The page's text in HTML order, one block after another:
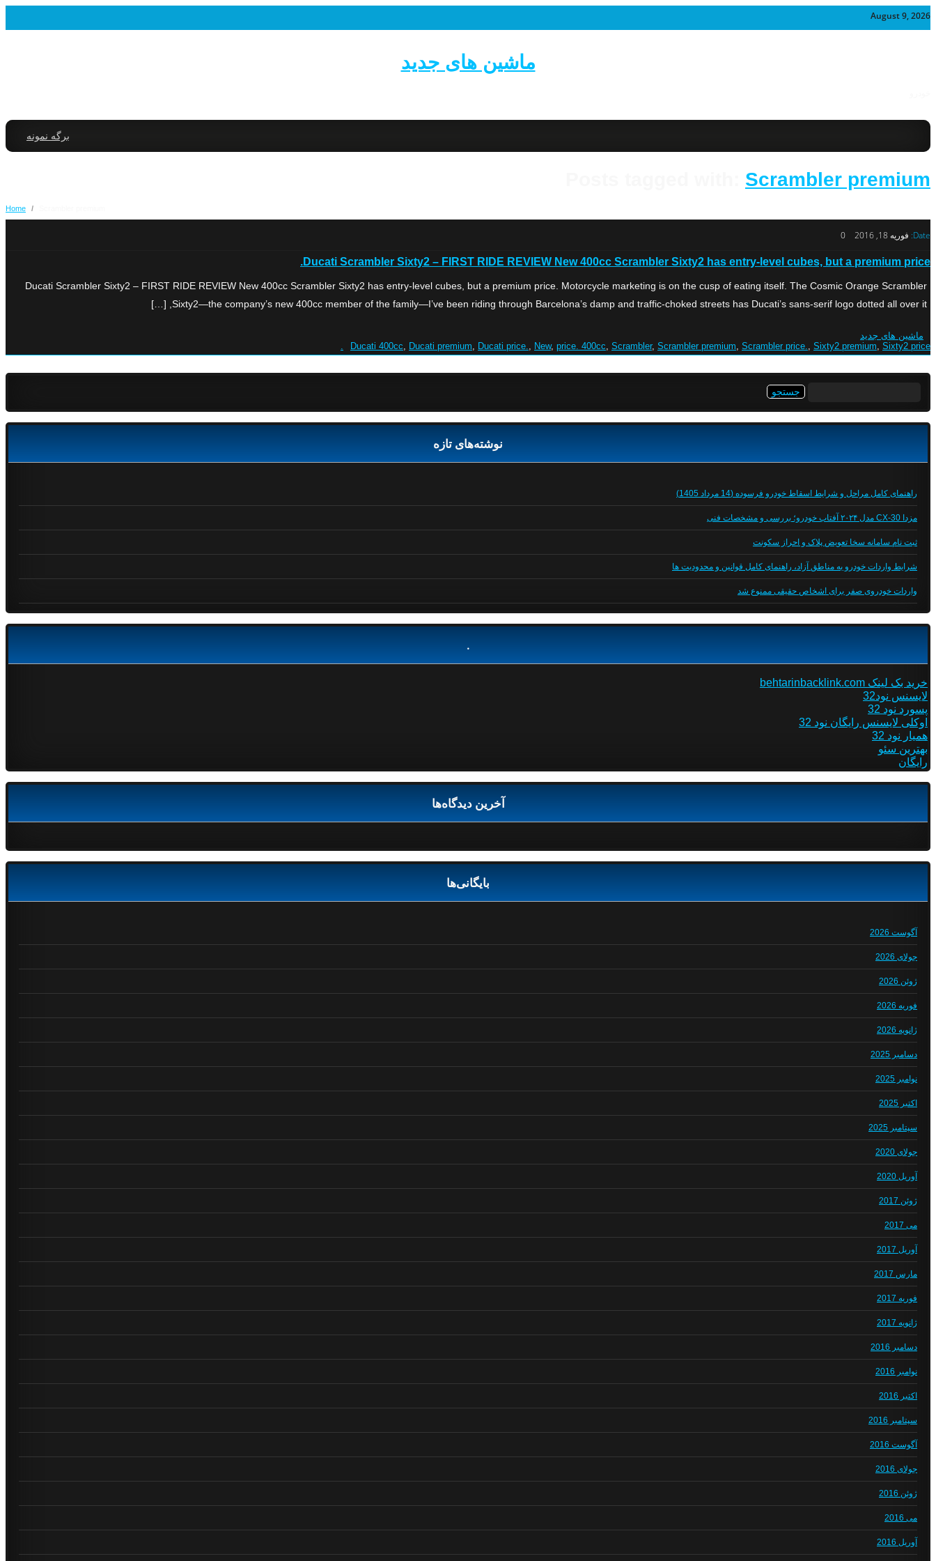
August 9, 2026
ماشین های جدید
برگه نمونه
Scrambler premium
Home /
Date: فوریه 18, 2016 0
Ducati Scrambler Sixty2 – FIRST RIDE REVIEW New 400cc Scrambler Sixty2 has entry-level cubes, but a premium price.
Ducati Scrambler Sixty2 – FIRST RIDE REVIEW New 400cc Scrambler Sixty2 has entry-level cubes, but a premium price. Motorcycle marketing is on the cusp of eating itself. The Cosmic Orange Scrambler
Sixty2—the company’s new 400cc member of the family—I’ve been riding through Barcelona’s damp and traffic-choked streets has Ducati’s sans-serif logo dotted all over it, […]
ماشین های جدید
Ducati 400cc, Ducati premium, Ducati price., New, price. 400cc, Scrambler, Scrambler premium, Scrambler price., Sixty2 premium, Sixty2 price.
نوشته‌های تازه
راهنمای کامل مراحل و شرایط اسقاط خودرو فرسوده (14 مرداد 1405)
مزدا CX-30 مدل ۲۰۲۴ آفتاب خودرو؛ بررسی و مشخصات فنی
ثبت نام سامانه سخا تعویض پلاک و احراز سکونت
شرایط واردات خودرو به مناطق آزاد، راهنمای کامل قوانین و محدودیت ها
واردات خودروی صفر برای اشخاص حقیقی ممنوع شد
.
خرید بک لینک behtarinbacklink.com
لایسنس نود32
پسورد نود 32
اوکلی لایسنس رایگان نود 32
همیار نود 32
بهترین سئو
رایگان
آخرین دیدگاه‌ها
بایگانی‌ها
آگوست 2026
جولای 2026
ژوئن 2026
فوریه 2026
ژانویه 2026
دسامبر 2025
نوامبر 2025
اکتبر 2025
سپتامبر 2025
جولای 2020
آوریل 2020
ژوئن 2017
می 2017
آوریل 2017
مارس 2017
فوریه 2017
ژانویه 2017
دسامبر 2016
نوامبر 2016
اکتبر 2016
سپتامبر 2016
آگوست 2016
جولای 2016
ژوئن 2016
می 2016
آوریل 2016